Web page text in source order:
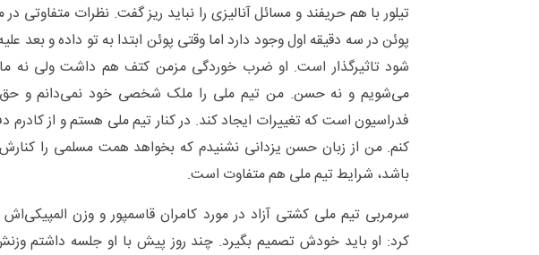
تیلور با هم حریفند و مسائل آنالیزی را نباید ریز گفت. نظرات متفاوتی در
پوئن در سه دقیقه اول وجود دارد اما وقتی پوئن ابتدا به تو داده و بعد
شود تاثیرگذار است. او ضرب خوردگی مزمن کتف هم داشت ولی نه ما
می‌شویم و نه حسن. من تیم ملی را ملک شخصی خود نمی‌دانم و
فدراسیون است که تغییرات ایجاد کند. در کنار تیم ملی هستم و از کادرم
کنم. من از زبان حسن یزدانی نشنیدم که بخواهد همت مسلمی را
باشد، شرایط تیم ملی هم متفاوت است.
سرمربی تیم ملی کشتی آزاد در مورد کامران قاسمپور و وزن